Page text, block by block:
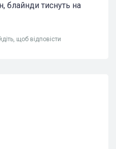
блайнди тиснуть на
щоб відповісти